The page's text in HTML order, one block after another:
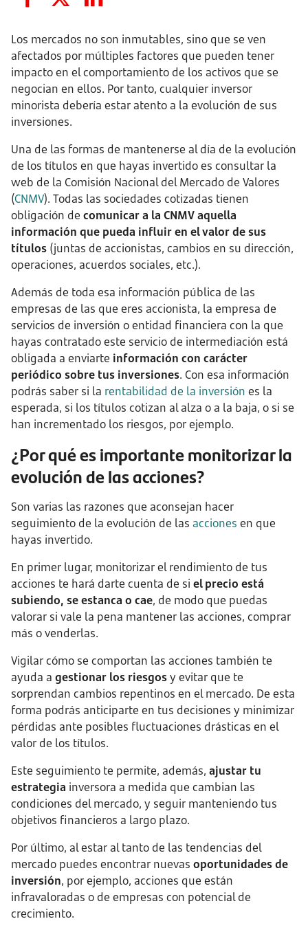
Los mercados no son inmutables, sino que se ven
afectados por múltiples factores que pueden tener
impacto en el comportamiento de los activos que se
negocian en ellos. Por tanto, cualquier inversor
minorista debería estar atento a la evolución de sus
inversiones.
Una de las formas de mantenerse al día de la evolución
de los títulos en que hayas invertido es consultar la
web de la Comisión Nacional del Mercado de Valores
(CNMV). Todas las sociedades cotizadas tienen
obligación de comunicar a la CNMV aquella
información que pueda influir en el valor de sus
títulos (juntas de accionistas, cambios en su dirección,
operaciones, acuerdos sociales, etc.).
Además de toda esa información pública de las
empresas de las que eres accionista, la empresa de
servicios de inversión o entidad financiera con la que
hayas contratado este servicio de intermediación está
obligada a enviarte información con carácter
periódico sobre tus inversiones. Con esa información
podrás saber si la rentabilidad de la inversión es la
esperada, si los títulos cotizan al alza o a la baja, o si se
han incrementado los riesgos, por ejemplo.
¿Por qué es importante monitorizar la
evolución de las acciones?
Son varias las razones que aconsejan hacer
seguimiento de la evolución de las acciones en que
hayas invertido.
En primer lugar, monitorizar el rendimiento de tus
acciones te hará darte cuenta de si el precio está
subiendo, se estanca o cae, de modo que puedas
valorar si vale la pena mantener las acciones, comprar
más o venderlas.
Vigilar cómo se comportan las acciones también te
ayuda a gestionar los riesgosy evitar que te
sorprendan cambios repentinos en el mercado. De esta
forma podrás anticiparte en tus decisiones y minimizar
pérdidas ante posibles fluctuaciones drásticas en el
valor de los títulos.
Este seguimiento te permite, además, ajustar tu
estrategia inversora a medida que cambian las
condiciones del mercado, y seguir manteniendo tus
objetivos financieros a largo plazo.
Por último, al estar al tanto de las tendencias del
mercado puedes encontrar nuevas oportunidades de
inversión, por ejemplo, acciones que están
infravaloradas o de empresas con potencial de
crecimiento.